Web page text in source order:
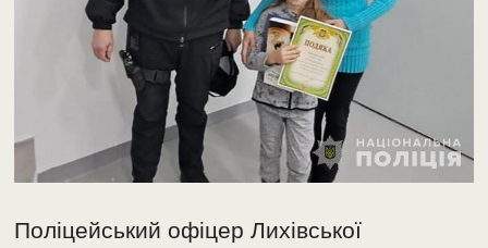
Поліцейський офіцер Лихівської